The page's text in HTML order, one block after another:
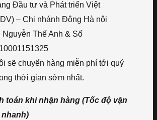
Đầu tư và Phát triển Việt
– Chi nhánh Đông Hà nội
Nguyễn Thế Anh & Số
sẽ chuyển hàng miễn phí tới quý
thời gian sớm nhất.
toán khi nhận hàng (Tốc độ vận